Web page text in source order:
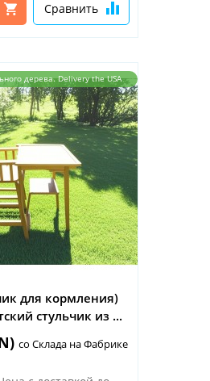
Сравнить
дерева. Delivery the USA
для кормления)
стульчик из ...
со Склада на Фабрике